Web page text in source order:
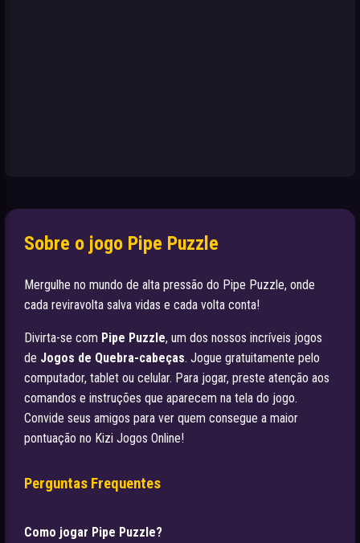
Sobre o jogo Pipe Puzzle
Mergulhe no mundo de alta pressão do Pipe Puzzle, onde
cada reviravolta salva vidas e cada volta conta!
Divirta-se com Pipe Puzzle, um dos nossos incríveis jogos
de Jogos de Quebra-cabeças. Jogue gratuitamente pelo
computador, tablet ou celular. Para jogar, preste atenção aos
comandos e instruções que aparecem na tela do jogo.
Convide seus amigos para ver quem consegue a maior
pontuação no Kizi Jogos Online!
Perguntas Frequentes
Como jogar Pipe Puzzle?